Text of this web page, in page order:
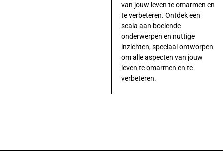
van jouw leven te omarmen en
te verbeteren. Ontdek een
scala aan boeiende
onderwerpen en nuttige
inzichten, speciaal ontworpen
om alle aspecten van jouw
leven te omarmen en te
verbeteren.